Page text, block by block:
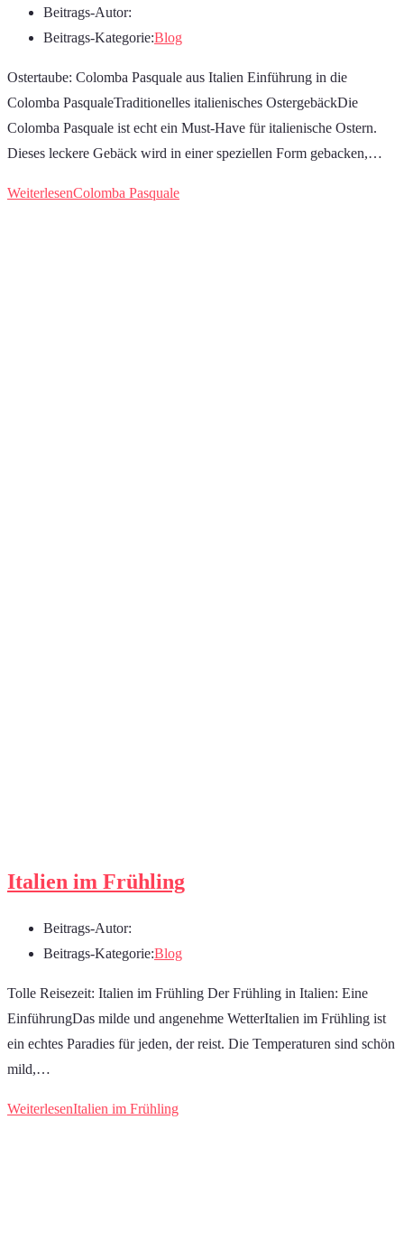
Beitrags-Autor:
Beitrags-Kategorie:Blog
Ostertaube: Colomba Pasquale aus Italien Einführung in die
Colomba PasqualeTraditionelles italienisches OstergebäckDie
Colomba Pasquale ist echt ein Must-Have für italienische Ostern.
Dieses leckere Gebäck wird in einer speziellen Form gebacken,…
WeiterlesenColomba Pasquale
Italien im Frühling
Beitrags-Autor:
Beitrags-Kategorie:Blog
Tolle Reisezeit: Italien im Frühling Der Frühling in Italien: Eine
EinführungDas milde und angenehme WetterItalien im Frühling ist
ein echtes Paradies für jeden, der reist. Die Temperaturen sind schön
mild,…
WeiterlesenItalien im Frühling